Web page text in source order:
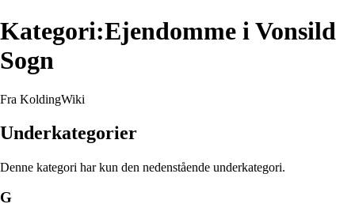
Kategori:Ejendomme i Vonsild
Sogn
Fra KoldingWiki
Underkategorier
Denne kategori har kun den nedenstående underkategori.
G